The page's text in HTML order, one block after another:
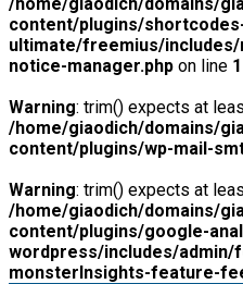
content/plugins/
ultimate/freemius/
notice-manager.php on line 1
Warning: trim() expects at
/home/giaodich/domains/
content/plugins/wp-mail-
Warning: trim() expects at
/home/giaodich/domains/
content/plugins/google-
wordpress/includes/
monsterInsights-feature-